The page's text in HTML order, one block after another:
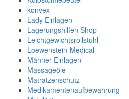
konvex
Lady Einlagen
Lagerungshilfen Shop
Leichtgewichtsrollstuhl
Loewenstein-Medical
Männer Einlagen
Massageöle
Matratzenschutz
Medikamentenaufbewahrung